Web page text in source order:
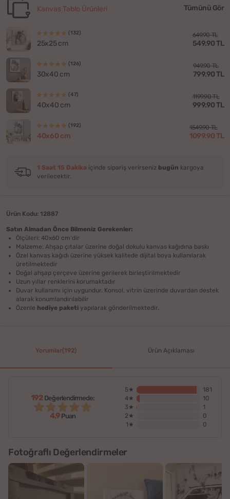
Kanvas Tablo Ürünleri Tümünü Gör
(132)
25x25 cm
649.90 TL
549.90 TL
(126)
30x40 cm
949.90 TL
799.90 TL
(47)
40x40 cm
1199.90 TL
999.90 TL
(192)
40x60 cm
1549.90 TL
1099.90 TL
1 Saat 15 Dakika içinde sipariş verirseniz bugün kargoya
verilecektir.
Ürün Kodu: 12887
Satın Almadan Önce Bilmeniz Gerekenler:
Ölçüleri: 40x60 cm'dir
Malzeme: Ahşap çıtalar üzerine doğal dokulu kanvas kağıdına baskı
Özel kanvas kağıdı üzerine yüksek kalitede dijital boya kullanılarak
üretilmektedir
Doğal ahşap çerçeve üzerine gerilerek birleştirilmektedir
Uzun yıllar renklerini korumaktadır
Duvar kullanımı için uygundur. Konsol, vitrin üzerinde duvardan destek
alarak konumlandırılabilir
Özenle hediye paketi yapılarak gönderilmektedir.
Yorumlar(192) Ürün Açıklaması
192 Değerlendirmede:
4,9 Puan
5★
181
4★
10
3★
1
2★
0
1★
0
Fotoğraflı Değerlendirmeler